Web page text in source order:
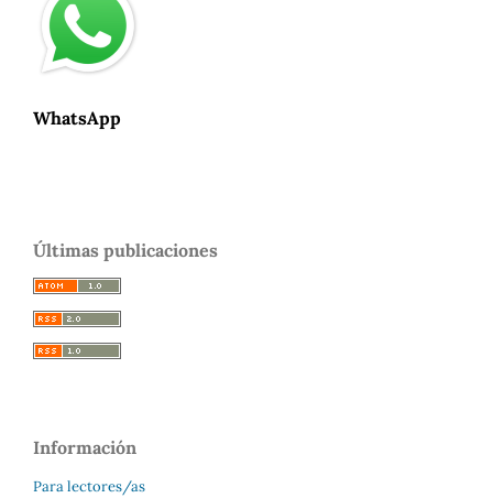
WhatsApp
Últimas publicaciones
Información
Para lectores/as